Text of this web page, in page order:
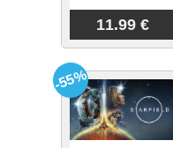
11.99 €
-55%